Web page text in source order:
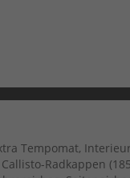
Tempomat,
Radkappen